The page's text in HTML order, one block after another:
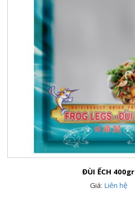
ĐÙI ẾCH 400gr
Giá: Liên hệ